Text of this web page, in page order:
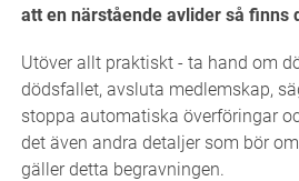
att en närstående avlider så finns
Utöver allt praktiskt - ta hand om
dödsfallet, avsluta medlemskap,
stoppa automatiska överföringar
det även andra detaljer som bör
gäller detta begravningen.